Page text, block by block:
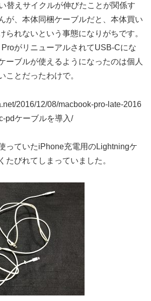
替えサイクルが伸びたことが関係す
が、本体同梱ケーブルだと、本体買い
られないという事態になりがちです。
がリニューアルされてUSB-Cにな
ーブルが使えるようになったのは個人
ことだったわけで。
2016/12/08/macbook-pro-late-2016
pdケーブルを導入/
っていたiPhone充電用のLightningケ
たびれてしまっていました。